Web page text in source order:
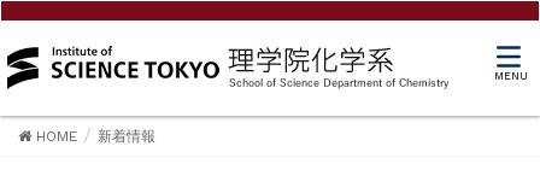
MENU
HOME 新着情報